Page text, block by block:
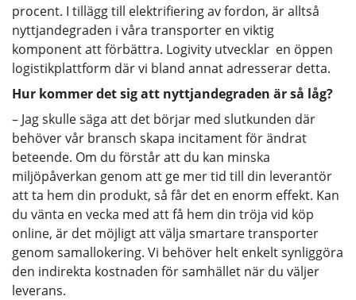
procent. I tillägg till elektrifiering av fordon, är alltså
nyttjandegraden i våra transporter en viktig
komponent att förbättra. Logivity utvecklar en öppen
logistikplattform där vi bland annat adresserar detta.
Hur kommer det sig att nyttjandegraden är så låg?
– Jag skulle säga att det börjar med slutkunden där
behöver vår bransch skapa incitament för ändrat
beteende. Om du förstår att du kan minska
miljöpåverkan genom att ge mer tid till din leverantör
att ta hem din produkt, så får det en enorm effekt. Kan
du vänta en vecka med att få hem din tröja vid köp
online, är det möjligt att välja smartare transporter
genom samallokering. Vi behöver helt enkelt synliggöra
den indirekta kostnaden för samhället när du väljer
leverans.